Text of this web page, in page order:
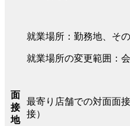
就業場所：勤務地、そ
就業場所の変更範囲：
面
接
地
最寄り店舗での対面面
接）